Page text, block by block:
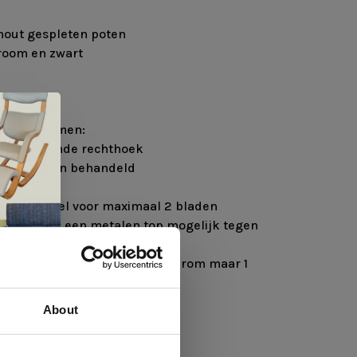
About
gespleten poten
en zwart
vormen:
afgeronde rechthoek
bij eiken behandeld
in tafel voor maximaal 2 bladen
hout is een metalen top mogelijk tegen
is er kans op werking, leg hierom maar 1